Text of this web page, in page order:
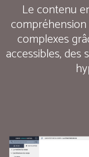
Le contenu
complexes
accessibles, des